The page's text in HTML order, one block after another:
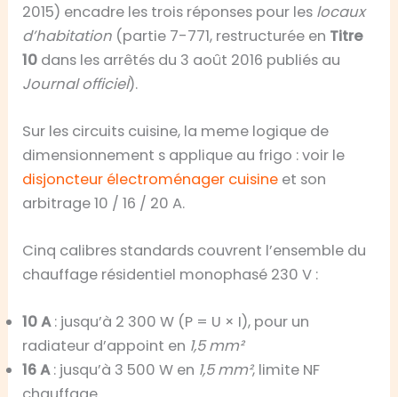
2015) encadre les trois réponses pour les locaux
d’habitation (partie 7-771, restructurée en Titre
10 dans les arrêtés du 3 août 2016 publiés au
Journal officiel).
Sur les circuits cuisine, la meme logique de
dimensionnement s applique au frigo : voir le
disjoncteur électroménager cuisine et son
arbitrage 10 / 16 / 20 A.
Cinq calibres standards couvrent l’ensemble du
chauffage résidentiel monophasé 230 V :
10 A: jusqu’à 2 300 W (P = U × I), pour un
radiateur d’appoint en 1,5 mm²
16 A: jusqu’à 3 500 W en 1,5 mm², limite NF